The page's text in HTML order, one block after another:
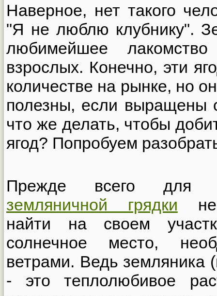
Наверное, нет такого
"Я не люблю клубнику".
любимейшее
взрослых. Конечно, эти
количестве на рынке, но
полезны, если выращены
что же делать, чтобы
ягод? Попробуем
Прежде всего для
земляничной грядки
найти на своем
солнечное место,
ветрами. Ведь земляника
- это теплолюбивое